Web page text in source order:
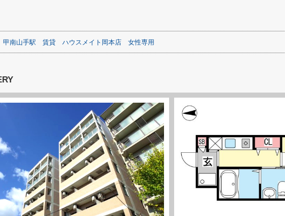
甲南山手駅 賃貸 ハウスメイト岡本店 女性専用